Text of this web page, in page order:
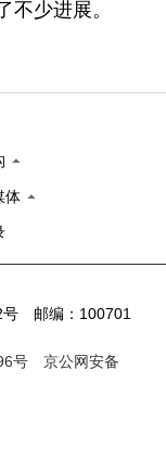
不少进展。
体
号 邮编：100701
号
京公网安备